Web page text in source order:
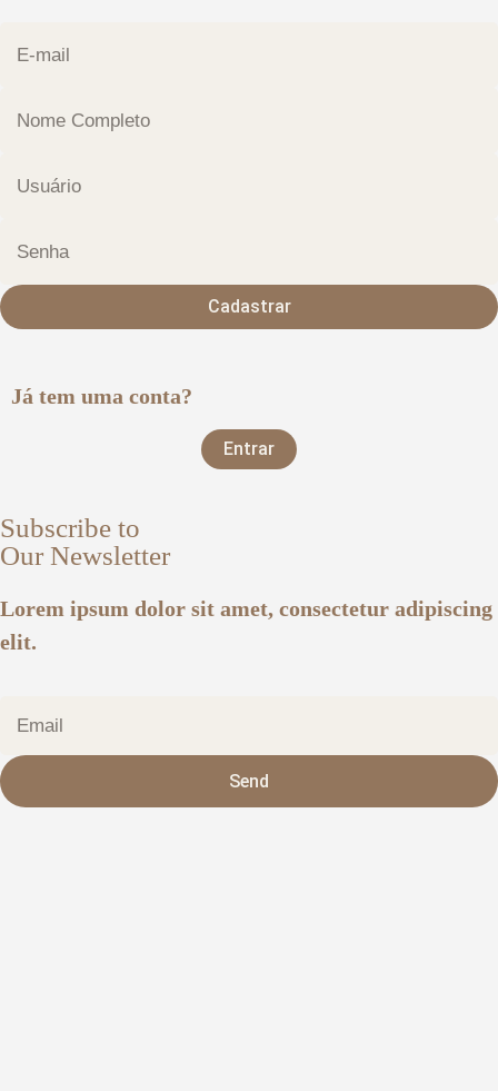
Cadastrar
Já tem uma conta?
Entrar
Subscribe to
Our Newsletter
Lorem ipsum dolor sit amet, consectetur adipiscing
elit.
Send